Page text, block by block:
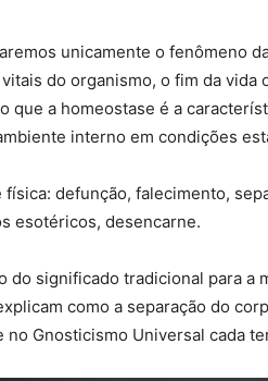
unicamente o fenômeno
do organismo, o fim da
que a homeostase é a
interno em condições
defunção, falecimento,
esotéricos, desencarne.
do significado tradicional para a
como a separação do
Gnosticismo Universal cada